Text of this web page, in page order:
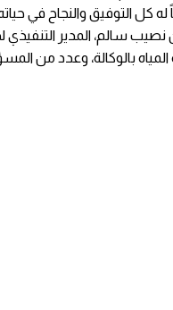
له كل التوفيق والنجاح في
سالم، المدير التنفيذي
المياه بالوكالة، وعدد من